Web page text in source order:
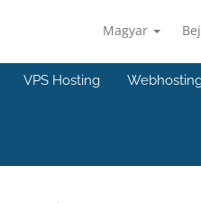
Magyar
VPS Hosting